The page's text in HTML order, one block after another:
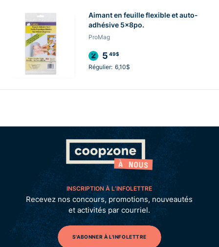
Aimant en feuille flexible et auto-
adhésive 5x8po.
ProMag
5 49$
Régulier: 6,10$
INSCRIPTION À L’INFOLETTRE
Recevez nos concours, promotions, nouveautés
et activités par courriel.
S'ABONNER À L'INFOLETTRE